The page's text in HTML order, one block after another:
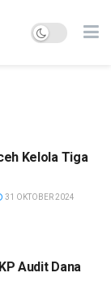
Kelola Tiga
31 OKTOBER 2024
Audit Dana